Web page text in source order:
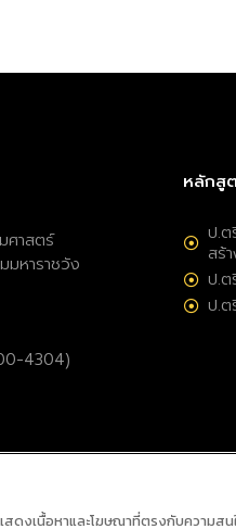
ศาสตร์
หาราชวัง
4304)
หลักสู
ป.ต
สร้
ป.ต
ป.ต
สดงเนื้อหาและโฆษณาที่ตรงกับความ